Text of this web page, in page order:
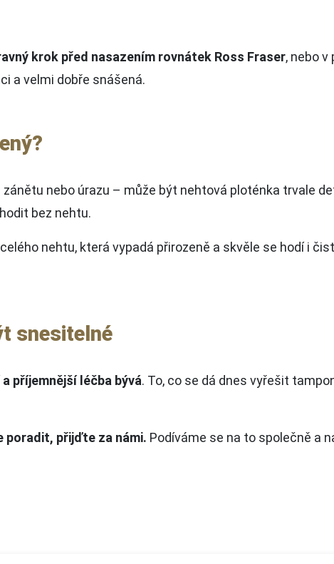
krok před nasazením rovnátek Ross Fraser, nebo v
a velmi dobře snášená.
nebo úrazu – může být nehtová ploténka trvale
bez nehtu.
nehtu, která vypadá přirozeně a skvěle se hodí i
snesitelné
příjemnější léčba bývá. To, co se dá dnes vyřešit
poradit, přijďte za námi. Podíváme se na to společně a